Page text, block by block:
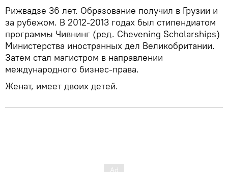
Рижвадзе 36 лет. Образование получил в Грузии и
за рубежом. В 2012-2013 годах был стипендиатом
программы Чивнинг (ред. Chevening Scholarships)
Министерства иностранных дел Великобритании.
Затем стал магистром в направлении
международного бизнес-права.
Женат, имеет двоих детей.